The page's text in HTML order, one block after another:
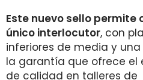
Este nuevo sello permite
único interlocutor, con
inferiores de media y
la garantía que ofrece el
de calidad en talleres de